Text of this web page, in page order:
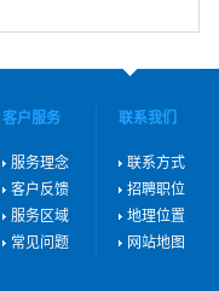
客户服务
服务理念
客户反馈
服务区域
常见问题
联系我们
联系方式
招聘职位
地理位置
网站地图